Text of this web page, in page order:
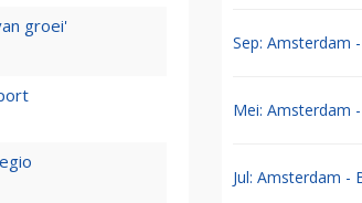
groei'
Sep: Amsterdam
Mei: Amsterdam
Jul: Amsterdam -